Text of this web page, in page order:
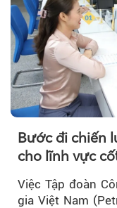
Bước đi chiến
cho lĩnh vực
Việc Tập đoàn
gia Việt Nam